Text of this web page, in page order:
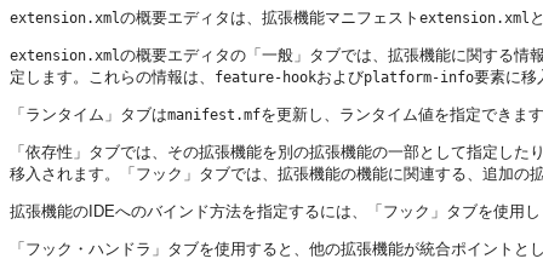
extension.xmlの概要エディタは、拡張機能マニフェスト extension.xml
extension.xmlの概要エディタの「一般」タブでは、拡張機能に関する情
定します。これらの情報は、
feature-hookおよびplatform-info要素に移
「ランタイム」タブはmanifest.mfを更新し、ランタイム値を指定できま
「依存性」タブでは、その拡張機能を別の拡張機能の一部として指定し
移入されます。「フック」タブでは、拡張機能の機能に関連する、追加の
拡張機能のIDEへのバインド方法を指定するには、「フック」タブを使用
「フック・ハンドラ」タブを使用すると、他の拡張機能が統合ポイント